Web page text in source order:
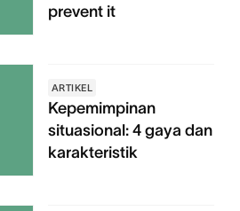
prevent it
ARTIKEL
Kepemimpinan
situasional: 4 gaya dan
karakteristik